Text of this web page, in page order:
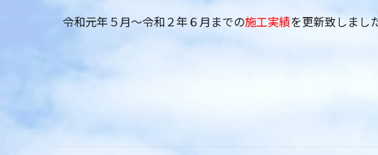
令和元年５月～令和２年６月までの施工実績を更新致しまし